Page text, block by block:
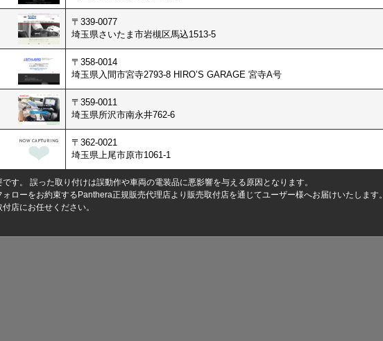
〒339-0077
埼玉県さいたま市岩槻区馬込1513-5
〒358-0014
埼玉県入間市宮寺2793-8 HIRO’S GARAGE 宮寺A号
〒359-0011
埼玉県所沢市南永井762-6
〒362-0021
埼玉県上尾市原市1061-1
す。 誤った取り付けは誤動作や車両の電装品に悪影響を与える原因となります。
ローをお約束するPanthera正規販売代理店より販売取付店を通じてユーザー様へお届けいたします。
店にお任せください。